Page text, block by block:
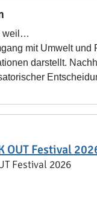
weil…
mit Umwelt
darstellt.
OUT Festival
Festival 2026